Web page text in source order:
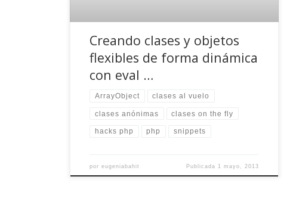
Creando clases y objetos
flexibles de forma dinámica
con eval …
ArrayObject clases al vuelo
clases anónimas clases on the fly
hacks php php snippets
poreugeniabahit Publicada 1 mayo, 2013